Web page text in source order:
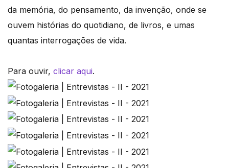
da memória, do pensamento, da invenção, onde se
ouvem histórias do quotidiano, de livros, e umas
quantas interrogações de vida.
Para ouvir, clicar aqui.